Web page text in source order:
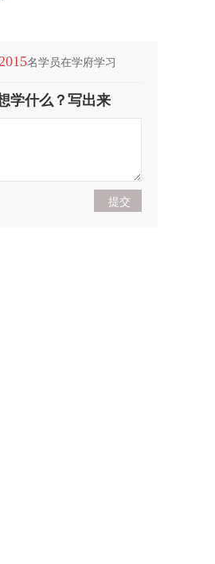
(付海悦)2021考研英语
（二）基础入门导学
(付海悦)2021考研英语
（二）基础入门导...
（一）基础入门导学
(康启华)2021考研英语
（一）基础入门导...
名学员在学府学习
学什么？写出来